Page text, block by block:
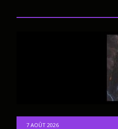
7 AOÛT 2026